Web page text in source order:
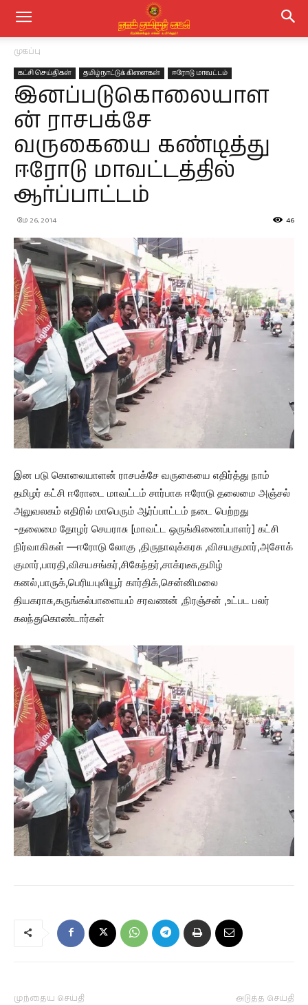
முகப்பு
கட்சி செய்திகள் தமிழ்நாட்டுக் கிளைகள் ஈரோடு மாவட்டம்
இனப்படுகொலையாள
ன் ராசபக்சே
வருகையை கண்டித்து
ஈரோடு மாவட்டத்தில்
ஆர்ப்பாட்டம்
மே 26, 2014 46
இன படு கொலையாளன் ராசபக்சே வருகையை எதிர்த்து நாம்
தமிழர் கட்சி ஈரோடை மாவட்டம் சார்பாக ஈரோடு தலைமை அஞ்சல்
அலுவலகம் எதிரில் மாபெரும் ஆர்ப்பாட்டம் நடை பெற்றது
-தலைமை தோழர் செயராசு [மாவட்ட ஒருங்கிணைப்பாளர்] கட்சி
நிர்வாகிகள் —ஈரோடு லோகு ,திருநாவுக்கரசு ,விசயகுமார்,அசோக்
குமார்,பாரதி,விசயசங்கர்,சிகேந்தர்,சாக்ரடீசு,தமிழ்
கனல்,பாருக்,பெரியபுலியூர் கார்திக்,சென்னிமலை
தியகராசு,கருங்கல்பாளையம் சரவணன் ,நிரஞ்சன் ,உட்பட பலர்
கலந்துகொண்டார்கள்
முந்தைய செய்தி அடுத்த செய்தி